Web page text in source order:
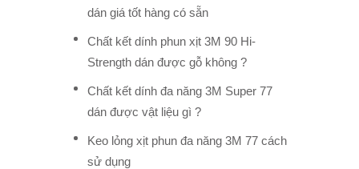
dán giá tốt hàng có sẵn
Chất kết dính phun xịt 3M 90 Hi-
Strength dán được gỗ không ?
Chất kết dính đa năng 3M Super 77
dán được vật liệu gì ?
Keo lỏng xịt phun đa năng 3M 77 cách
sử dụng